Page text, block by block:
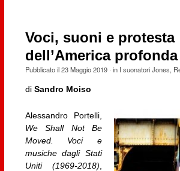
Voci, suoni e protesta
dell’America profonda
Pubblicato il23 Maggio 2019· in I suonatori Jones,
di Sandro Moiso
Alessandro Portelli,
We Shall Not Be
Moved. Voci e
musiche dagli Stati
Uniti (1969-2018)